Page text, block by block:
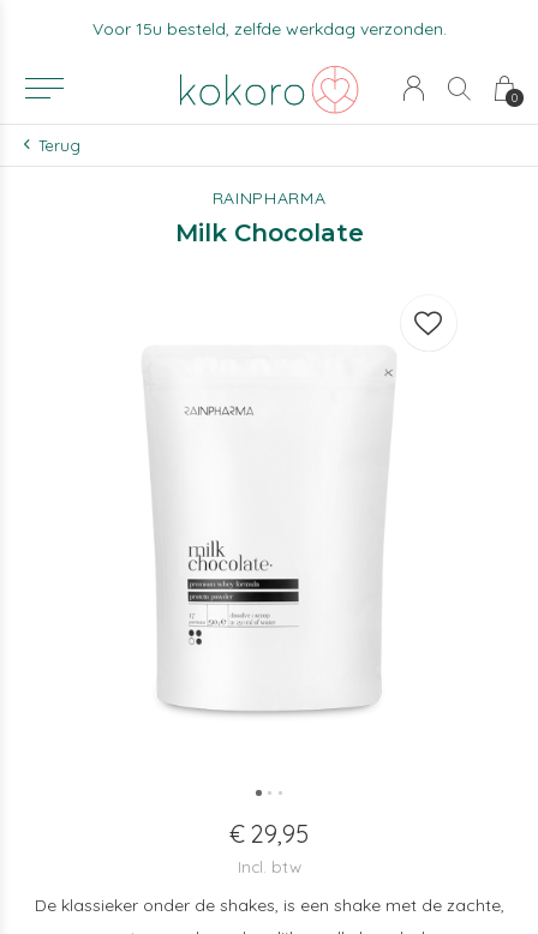
0
Voor 15u besteld, zelfde werkdag verzonden.
Terug
RAINPHARMA
Milk Chocolate
€ 29,95
Incl. btw
De klassieker onder de shakes, is een shake met de zachte,